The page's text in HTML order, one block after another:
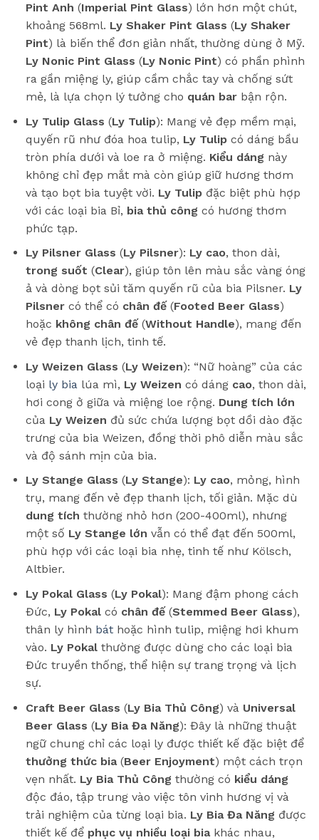
Pint Anh (Imperial Pint Glass) lớn hơn một chút,
khoảng 568ml. Ly Shaker Pint Glass (Ly Shaker
Pint) là biến thể đơn giản nhất, thường dùng ở Mỹ.
Ly Nonic Pint Glass (Ly Nonic Pint) có phần phình
ra gần miệng ly, giúp cầm chắc tay và chống sứt
mẻ, là lựa chọn lý tưởng cho quán barbận rộn.
Ly Tulip Glass (Ly Tulip): Mang vẻ đẹp mềm mại,
quyến rũ như đóa hoa tulip, Ly Tulipcó dáng bầu
tròn phía dưới và loe ra ở miệng. Kiểu dáng này
không chỉ đẹp mắt mà còn giúp giữ hương thơm
và tạo bọt bia tuyệt vời. Ly Tulipđặc biệt phù hợp
với các loại bia Bỉ, bia thủ công có hương thơm
phức tạp.
Ly Pilsner Glass (Ly Pilsner): Ly cao, thon dài,
trong suốt (Clear), giúp tôn lên màu sắc vàng óng
ả và dòng bọt sủi tăm quyến rũ của bia Pilsner. Ly
Pilsnercó thể có chân đế(Footed Beer Glass)
hoặc không chân đế(Without Handle), mang đến
vẻ đẹp thanh lịch, tinh tế.
Ly Weizen Glass (Ly Weizen): “Nữ hoàng” của các
loại ly bialúa mì, Ly Weizen có dáng cao, thon dài,
hơi cong ở giữa và miệng loe rộng. Dung tích lớn
của Ly Weizen đủ sức chứa lượng bọt dồi dào đặc
trưng của bia Weizen, đồng thời phô diễn màu sắc
và độ sánh mịn của bia.
Ly Stange Glass (Ly Stange): Ly cao, mỏng, hình
trụ, mang đến vẻ đẹp thanh lịch, tối giản. Mặc dù
dung tích thường nhỏ hơn (200-400ml), nhưng
một số Ly Stange lớn vẫn có thể đạt đến 500ml,
phù hợp với các loại bia nhẹ, tinh tế như Kölsch,
Altbier.
Ly Pokal Glass (Ly Pokal): Mang đậm phong cách
Đức, Ly Pokalcó chân đế(Stemmed Beer Glass),
thân ly hình báthoặc hình tulip, miệng hơi khum
vào. Ly Pokalthường được dùng cho các loại bia
Đức truyền thống, thể hiện sự trang trọng và lịch
sự.
Craft Beer Glass (Ly Bia Thủ Công) và Universal
Beer Glass (Ly Bia Đa Năng): Đây là những thuật
ngữ chung chỉ các loại ly được thiết kế đặc biệt để
thưởng thức bia(Beer Enjoyment) một cách trọn
vẹn nhất. Ly Bia Thủ Công thường có kiểu dáng
độc đáo, tập trung vào việc tôn vinh hương vị và
trải nghiệm của từng loại bia. Ly Bia Đa Năng được
thiết kế để phục vụ nhiều loại biakhác nhau,